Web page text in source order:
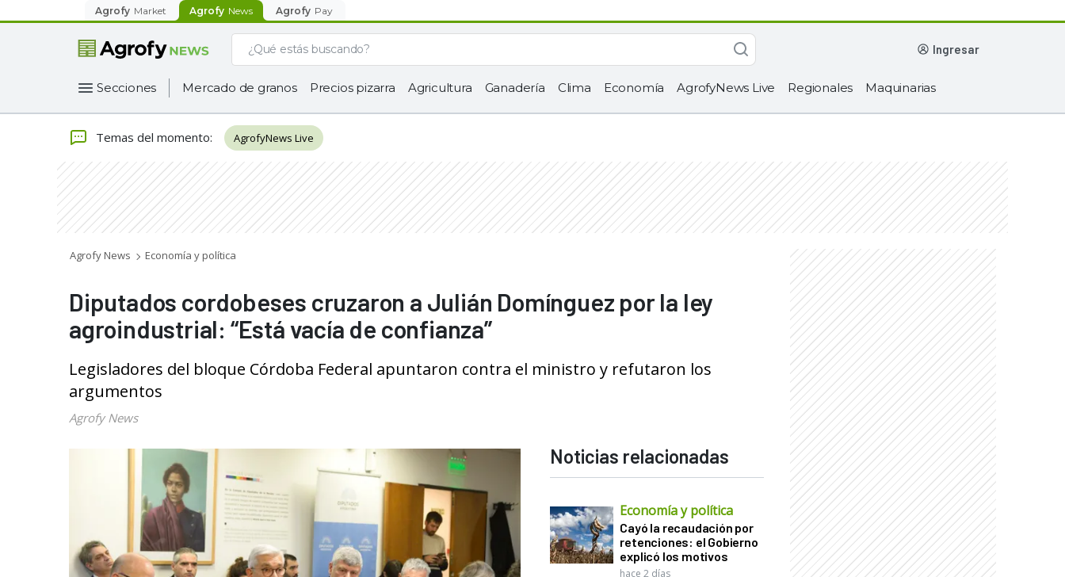
Agrofy Market Agrofy News Agrofy Pay
ingresar
Secciones Mercado de granos Precios pizarra Agricultura Ganadería Clima Economía AgrofyNews Live Regionales Maquinarias
Temas del momento: AgrofyNews Live
Agrofy News Economía y política
Diputados cordobeses cruzaron a Julián Domínguez por la ley
agroindustrial: “Está vacía de confianza”
Legisladores del bloque Córdoba Federal apuntaron contra el ministro y refutaron los
argumentos
Agrofy News
Noticias relacionadas
Economía y política
Cayó la recaudación por
retenciones: el Gobierno
explicó los motivos
hace 2 días